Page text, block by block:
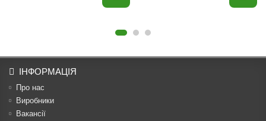
ІНФОРМАЦІЯ
Про нас
Виробники
Вакансії